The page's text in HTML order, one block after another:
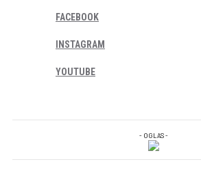
FACEBOOK
INSTAGRAM
YOUTUBE
- OGLAS -